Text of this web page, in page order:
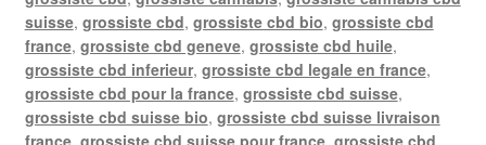
suisse, grossiste cbd, grossiste cbd bio, grossiste cbd
france, grossiste cbd geneve, grossiste cbd huile,
grossiste cbd inferieur, grossiste cbd legale en france,
grossiste cbd pour la france, grossiste cbd suisse,
grossiste cbd suisse bio, grossiste cbd suisse livraison